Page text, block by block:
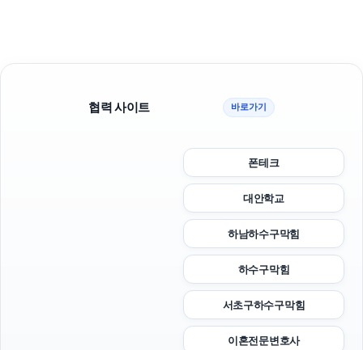
협력 사이트 바로가기
폰테크
대안학교
하남하수구막힘
하수구막힘
서초구하수구막힘
이혼전문변호사